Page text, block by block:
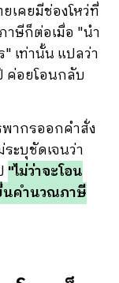
เคยมีช่องโหว่ที่
าษีก็ต่อเมื่อ "นำ
" เท่านั้น แปลว่า
ค่อยโอนกลับ
ากรออกคำสั่ง
ะบุชัดเจนว่า
"ไม่ว่าจะโอน
นคำนวณภาษี